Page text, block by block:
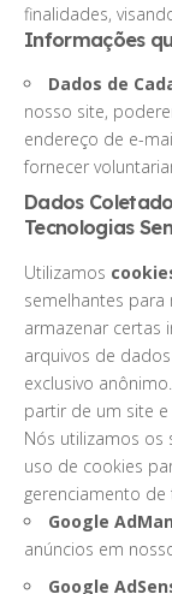
finalidades,
Informações
Dados de
nosso site,
endereço de e-
fornecer
Dados
Tecnologias
Utilizamos
semelhantes
armazenar certas
arquivos de
exclusivo
partir de um site
Nós utilizamos os
uso de cookies
gerenciamento de
Google
anúncios em
Google